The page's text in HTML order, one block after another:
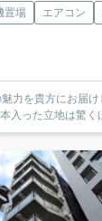
置場 エアコン
力を貴方にお届
入った立地は驚く